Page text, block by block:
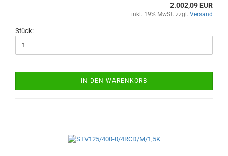
2.002,09 EUR
inkl. 19% MwSt. zzgl. Versand
Stück:
IN DEN WARENKORB